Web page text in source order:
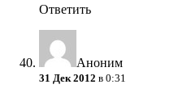
Ответить
Аноним
31 Дек 2012 в 0:31